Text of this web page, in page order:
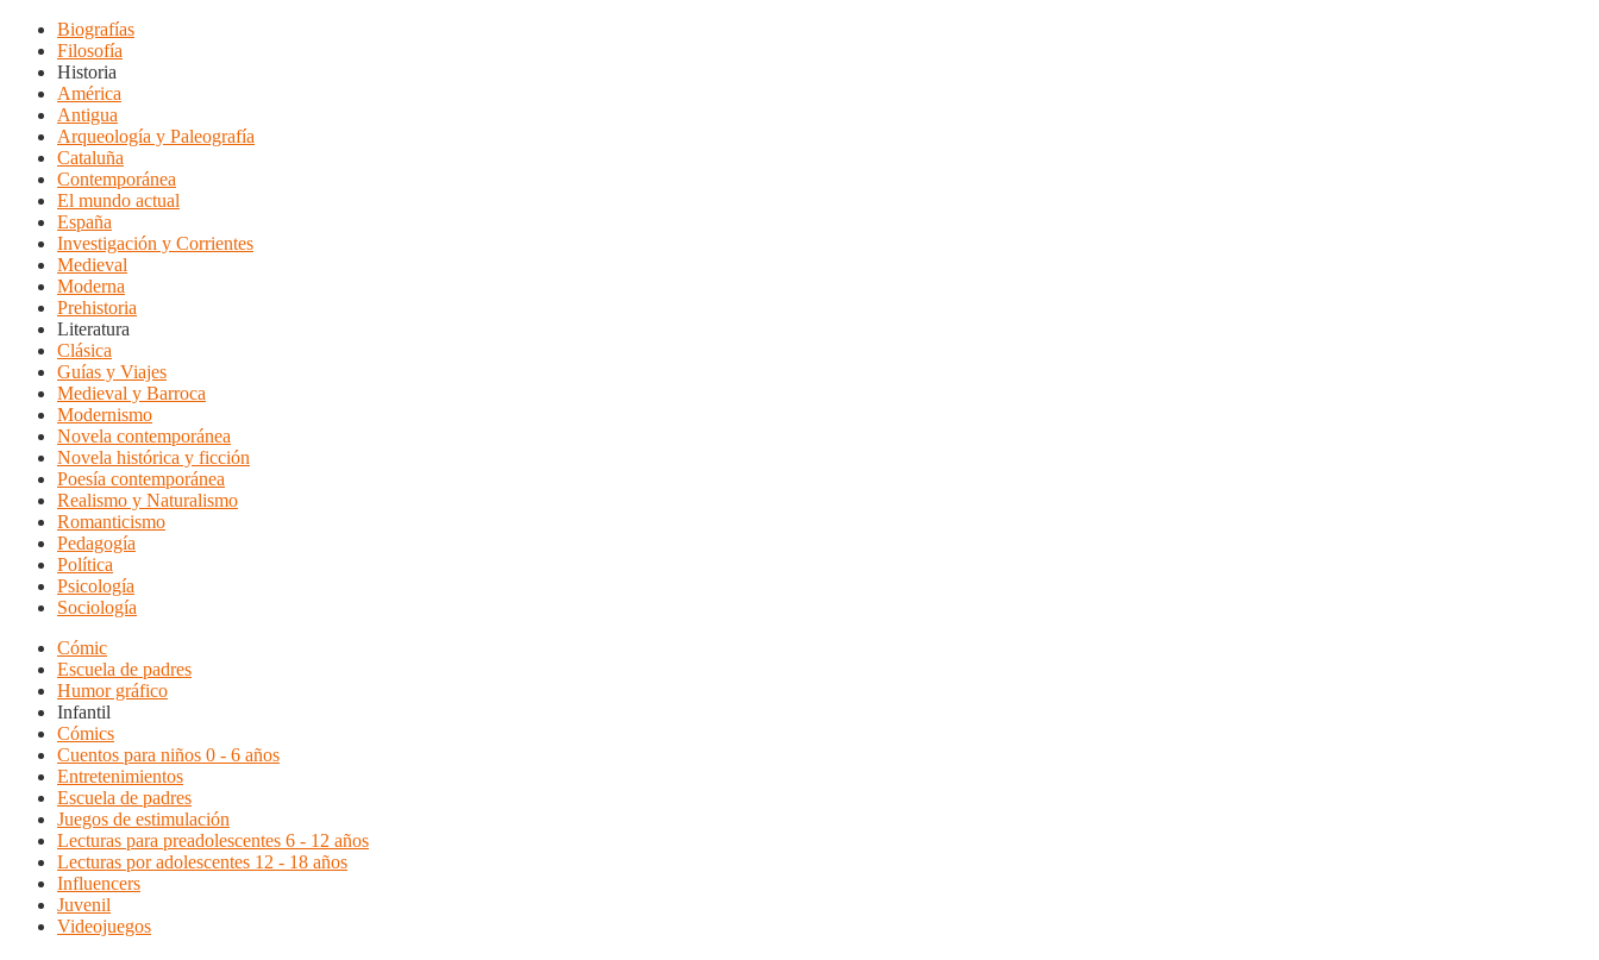
Biografías
Filosofía
Historia
América
Antigua
Arqueología y Paleografía
Cataluña
Contemporánea
El mundo actual
España
Investigación y Corrientes
Medieval
Moderna
Prehistoria
Literatura
Clásica
Guías y Viajes
Medieval y Barroca
Modernismo
Novela contemporánea
Novela histórica y ficción
Poesía contemporánea
Realismo y Naturalismo
Romanticismo
Pedagogía
Política
Psicología
Sociología
Cómic
Escuela de padres
Humor gráfico
Infantil
Cómics
Cuentos para niños 0 - 6 años
Entretenimientos
Escuela de padres
Juegos de estimulación
Lecturas para preadolescentes 6 - 12 años
Lecturas por adolescentes 12 - 18 años
Influencers
Juvenil
Videojuegos